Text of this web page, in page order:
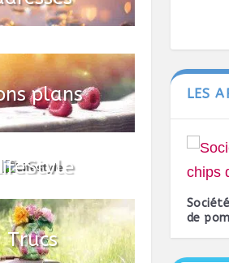
LES
de